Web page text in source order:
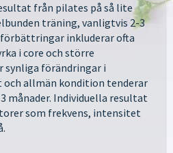
från pilates på så lite
träning, vanligtvis 2-3
förbättringar inkluderar ofta
i core och större
synliga förändringar i
allmän kondition tenderar
månader. Individuella resultat
som frekvens, intensitet